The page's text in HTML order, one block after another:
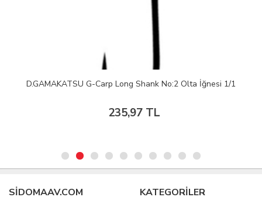
D.GAMAKATSU G-Carp Long Shank No:2 Olta İğnesi 1/1
235,97 TL
SIDOMAAV.COM KATEGORİLER